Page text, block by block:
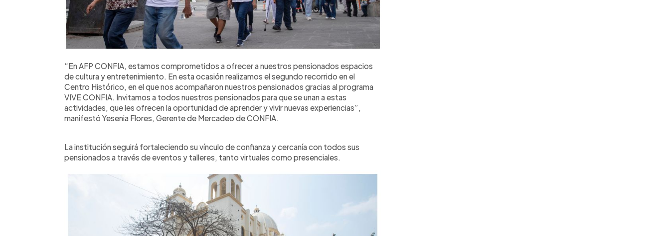
“En AFP CONFIA, estamos comprometidos a ofrecer a nuestros pensionados espacios
de cultura y entretenimiento. En esta ocasión realizamos el segundo recorrido en el
Centro Histórico, en el que nos acompañaron nuestros pensionados gracias al programa
VIVE CONFIA. Invitamos a todos nuestros pensionados para que se unan a estas
actividades, que les ofrecen la oportunidad de aprender y vivir nuevas experiencias”,
manifestó Yesenia Flores, Gerente de Mercadeo de CONFIA.
La institución seguirá fortaleciendo su vínculo de confianza y cercanía con todos sus
pensionados a través de eventos y talleres, tanto virtuales como presenciales.